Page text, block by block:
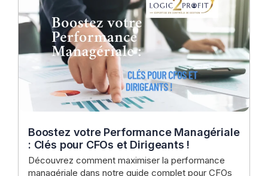
Boostez votre Performance Managériale
: Clés pour CFOs et Dirigeants !
Découvrez comment maximiser la performance
managériale dans notre guide complet pour CFOs